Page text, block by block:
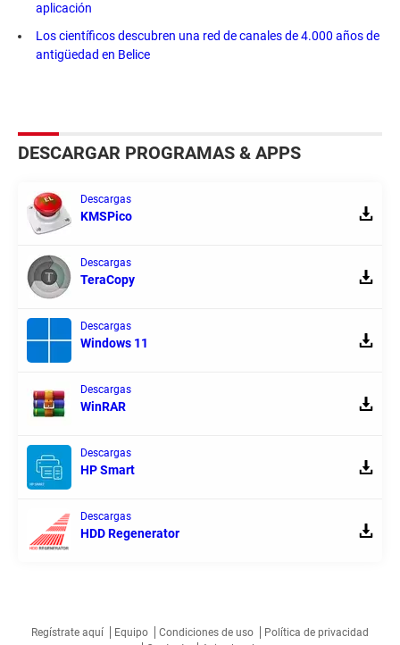
aplicación
Los científicos descubren una red de canales de 4.000 años de
antigüedad en Belice
DESCARGAR PROGRAMAS & APPS
Descargas
KMSPico
Descargas
TeraCopy
Descargas
Windows 11
Descargas
WinRAR
Descargas
HP Smart
Descargas
HDD Regenerator
Regístrate aquí Equipo Condiciones de uso
Política de privacidad